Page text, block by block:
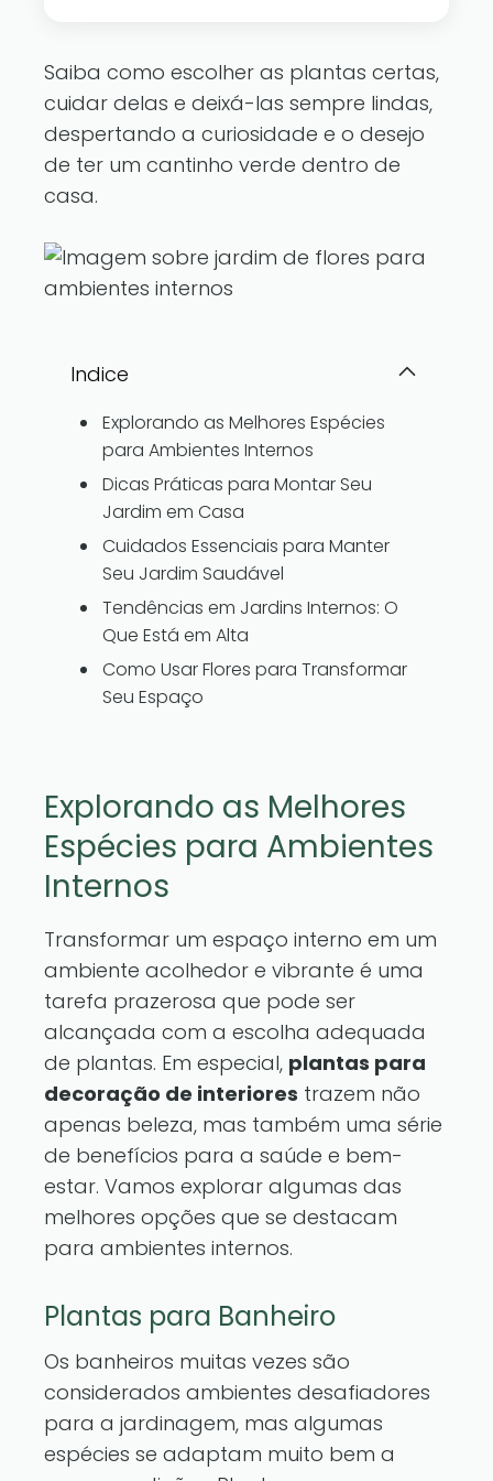
Saiba como escolher as plantas certas,
cuidar delas e deixá-las sempre lindas,
despertando a curiosidade e o desejo
de ter um cantinho verde dentro de
casa.
Indice
Explorando as Melhores Espécies
para Ambientes Internos
Dicas Práticas para Montar Seu
Jardim em Casa
Cuidados Essenciais para Manter
Seu Jardim Saudável
Tendências em Jardins Internos: O
Que Está em Alta
Como Usar Flores para Transformar
Seu Espaço
Explorando as Melhores
Espécies para Ambientes
Internos
Transformar um espaço interno em um
ambiente acolhedor e vibrante é uma
tarefa prazerosa que pode ser
alcançada com a escolha adequada
de plantas. Em especial, plantas para
decoração de interiores trazem não
apenas beleza, mas também uma série
de benefícios para a saúde e bem-
estar. Vamos explorar algumas das
melhores opções que se destacam
para ambientes internos.
Plantas para Banheiro
Os banheiros muitas vezes são
considerados ambientes desafiadores
para a jardinagem, mas algumas
espécies se adaptam muito bem a